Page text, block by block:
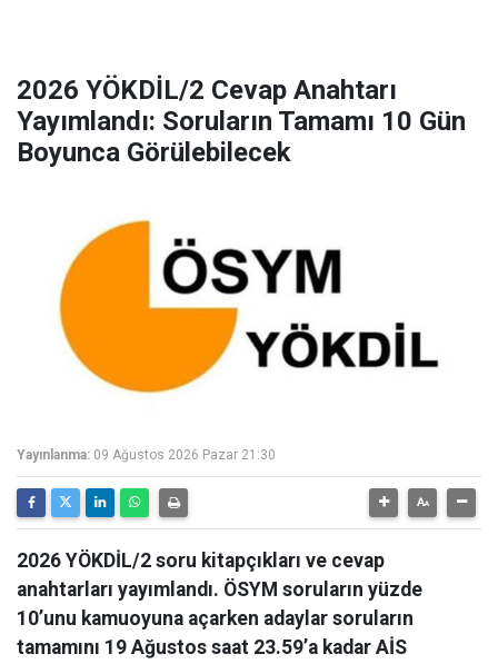
2026 YÖKDİL/2 Cevap Anahtarı
Yayımlandı: Soruların Tamamı 10 Gün
Boyunca Görülebilecek
Yayınlanma: 09 Ağustos 2026 Pazar 21:30
2026 YÖKDİL/2 soru kitapçıkları ve cevap
anahtarları yayımlandı. ÖSYM soruların yüzde
10’unu kamuoyuna açarken adaylar soruların
tamamını 19 Ağustos saat 23.59’a kadar AİS